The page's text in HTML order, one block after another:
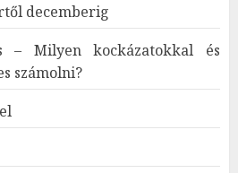
decemberig
– Milyen kockázatokkal és
számolni?